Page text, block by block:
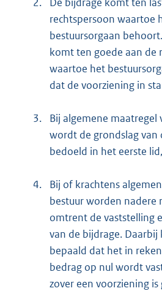
rechtspersoon waartoe
bestuursorgaan
komt ten goede aan de
waartoe het
dat de voorziening in
3.
Bij algemene maatregel
wordt de grondslag van
bedoeld in het eerste
4.
Bij of krachtens
bestuur worden nadere
omtrent de vaststelling
van de bijdrage. Daarbij
bepaald dat het in
bedrag op nul wordt
zover een voorziening